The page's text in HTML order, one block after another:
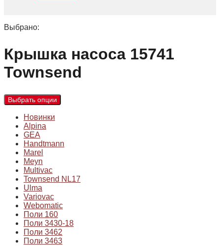
Выбрано:
Крышка насоса 15741
Townsend
Выбрать опции
Новинки
Alpina
GEA
Handtmann
Marel
Meyn
Multivac
Townsend NL17
Ulma
Variovac
Webomatic
Поли 160
Поли 3430-18
Поли 3462
Поли 3463